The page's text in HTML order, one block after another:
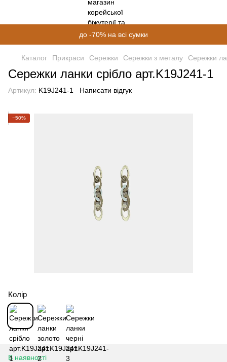
до -70% на всі сумки
Каталог Прикраси Сережки Сережки з металу Сережки
Сережки ланки срібло арт.K19J241-1
Артикул: K19J241-1 Написати відгук
−50%
Колір
В наявності